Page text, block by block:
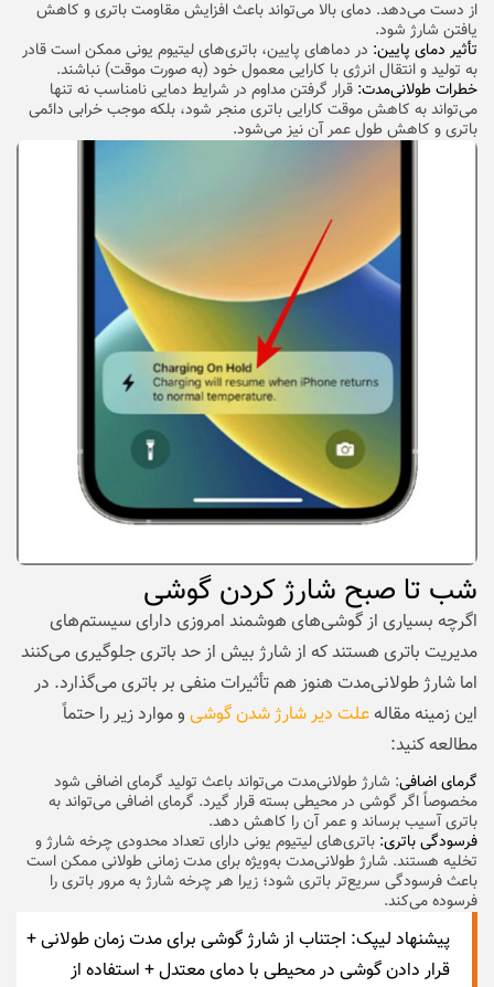
از دست می‌دهد. دمای بالا می‌تواند باعث افزایش مقاومت باتری و کاهش
یافتن شارژ شود.
تأثیر دمای پایین: در دماهای پایین، باتری‌های لیتیوم یونی ممکن است قادر
به تولید و انتقال انرژی با کارایی معمول خود (به صورت موقت) نباشند.
خطرات طولانی‌مدت: قرار گرفتن مداوم در شرایط دمایی نامناسب نه تنها
می‌تواند به کاهش موقت کارایی باتری منجر شود، بلکه موجب خرابی دائمی
باتری و کاهش طول عمر آن نیز می‌شود.
شب تا صبح شارژ کردن گوشی
اگرچه بسیاری از گوشی‌های هوشمند امروزی دارای سیستم‌های
مدیریت باتری هستند که از شارژ بیش از حد باتری جلوگیری می‌کنند
اما شارژ طولانی‌مدت هنوز هم تأثیرات منفی بر باتری می‌گذارد. در
این زمینه مقاله علت دیر شارژ شدن گوشی و موارد زیر را حتماً
مطالعه کنید:
گرمای اضافی: شارژ طولانی‌مدت می‌تواند باعث تولید گرمای اضافی شود
مخصوصاً اگر گوشی در محیطی بسته قرار گیرد. گرمای اضافی می‌تواند به
باتری آسیب برساند و عمر آن را کاهش دهد.
فرسودگی باتری: باتری‌های لیتیوم یونی دارای تعداد محدودی چرخه شارژ و
تخلیه هستند. شارژ طولانی‌مدت به‌ویژه برای مدت زمانی طولانی ممکن است
باعث فرسودگی سریع‌تر باتری شود؛ زیرا هر چرخه شارژ به مرور باتری را
فرسوده می‌کند.
پیشنهاد لیپک: اجتناب از شارژ گوشی برای مدت زمان طولانی +
قرار دادن گوشی در محیطی با دمای معتدل + استفاده از